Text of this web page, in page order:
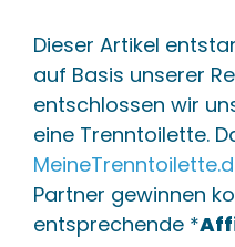
Dieser Artikel
auf Basis unserer
entschlossen wir
eine Trenntoilette.
Partner gewinnen
entsprechende *